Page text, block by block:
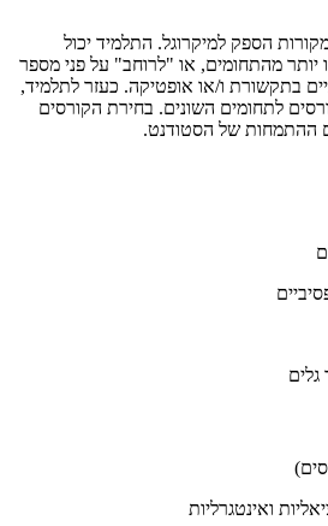
הספק למיקרוגל. התלמיד יכול
מהתחומים, או "לרוחב" על פני מספר
בתקשורת ו/או אופטיקה. כעזר לתלמיד,
לתחומים השונים. בחירת הקורסים
ההתמחות של הסטודנט.
גלים
ואינטגרליות